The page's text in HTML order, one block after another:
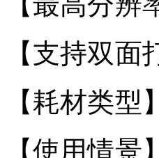
【支持双面
【耗材类型
【使用情